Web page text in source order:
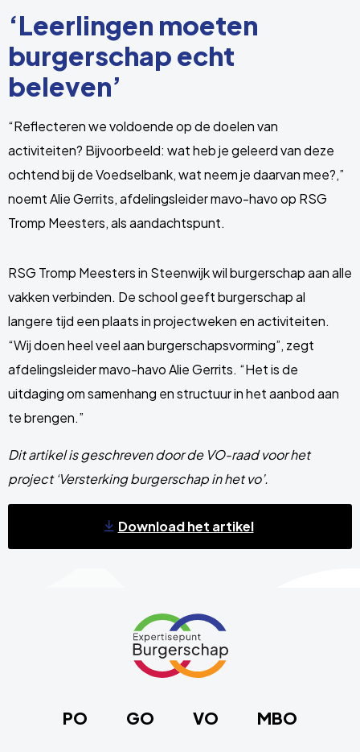
‘Leerlingen moeten
burgerschap echt
beleven’
“Reflecteren we voldoende op de doelen van
activiteiten? Bijvoorbeeld: wat heb je geleerd van deze
ochtend bij de Voedselbank, wat neem je daarvan mee?,”
noemt Alie Gerrits, afdelingsleider mavo-havo op RSG
Tromp Meesters, als aandachtspunt.
RSG Tromp Meesters in Steenwijk wil burgerschap aan alle
vakken verbinden. De school geeft burgerschap al
langere tijd een plaats in projectweken en activiteiten.
“Wij doen heel veel aan burgerschapsvorming”, zegt
afdelingsleider mavo-havo Alie Gerrits. “Het is de
uitdaging om samenhang en structuur in het aanbod aan
te brengen.”
Dit artikel is geschreven door de VO-raad voor het
project ‘Versterking burgerschap in het vo’.
Download het artikel
PO GO VO MBO